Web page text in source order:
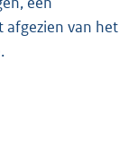
afgezien van het